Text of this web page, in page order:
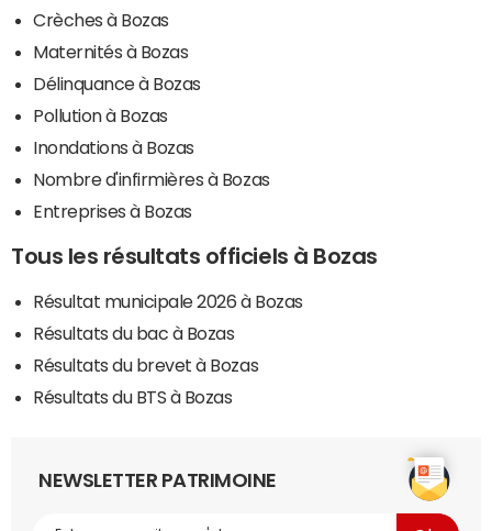
Crèches à Bozas
Maternités à Bozas
Délinquance à Bozas
Pollution à Bozas
Inondations à Bozas
Nombre d'infirmières à Bozas
Entreprises à Bozas
Tous les résultats officiels à Bozas
Résultat municipale 2026 à Bozas
Résultats du bac à Bozas
Résultats du brevet à Bozas
Résultats du BTS à Bozas
NEWSLETTER PATRIMOINE